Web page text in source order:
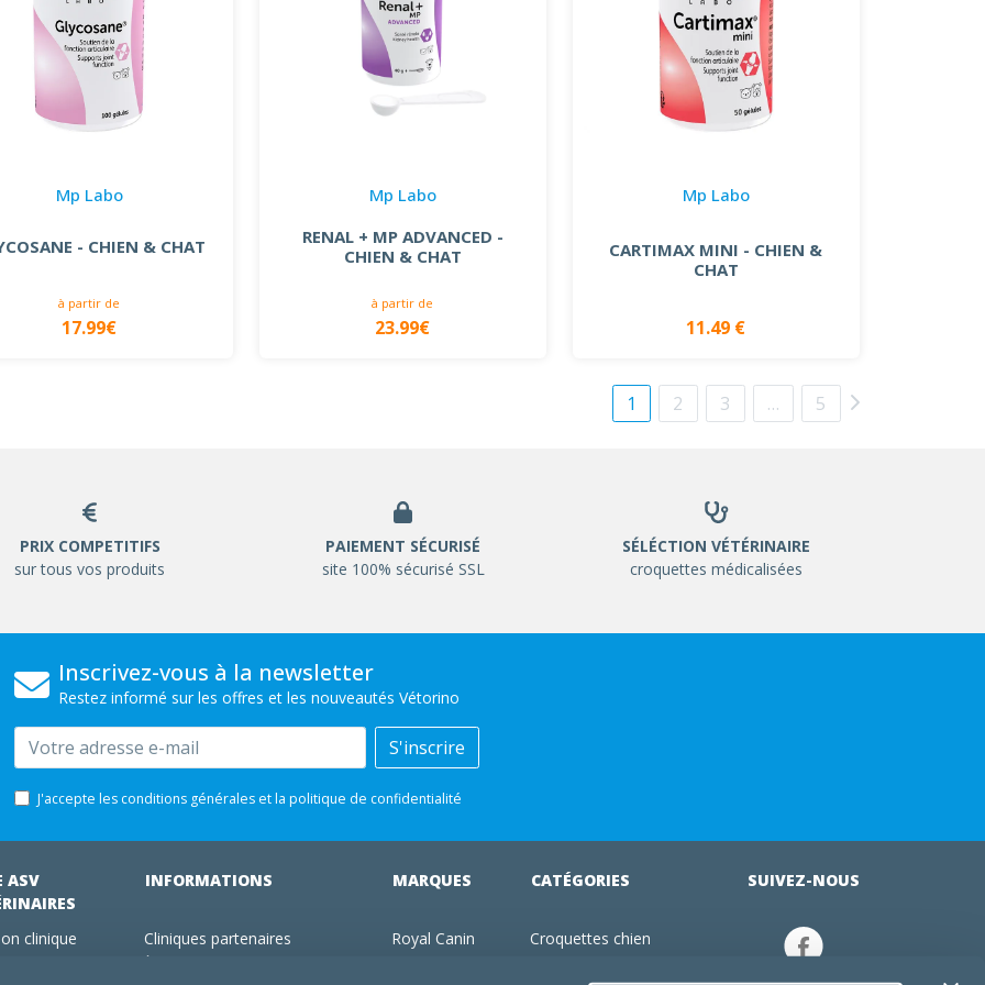
Mp Labo
- CHIEN & CHAT
à partir de
17.99€
Mp Labo
RENAL + MP ADVANCED -
CHIEN & CHAT
à partir de
23.99€
Mp Labo
CARTIMAX MINI - CHIEN &
CHAT
11.49 €
1 2 3 … 5
PRIX COMPETITIFS
sur tous vos produits
PAIEMENT SÉCURISÉ
site 100% sécurisé SSL
SÉLÉCTION VÉTÉRINAIRE
croquettes médicalisées
Inscrivez-vous à la newsletter
Restez informé sur les offres et les nouveautés Vétorino
Email S'inscrire
J'accepte les conditions générales et la politique de confidentialité
ASV
clinique
INFORMATIONS
Cliniques partenaires
MARQUES
Royal Canin
CATÉGORIES
Croquettes chien
SUIVEZ-NOUS